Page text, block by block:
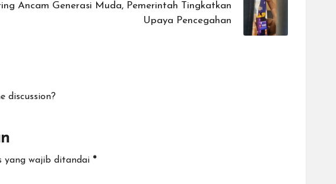
Ancam Generasi Muda, Pemerintah Tingkatkan
Upaya Pencegahan
discussion?
yang wajib ditandai *